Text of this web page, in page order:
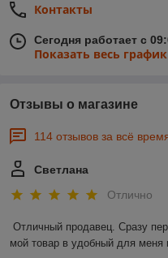
Контакты
Сегодня работает с
Показать весь
Отзывы о магазине
114 отзывов за всё
Светлана
Отлично
Отличный продавец. Сразу
мой товар в удобный для меня